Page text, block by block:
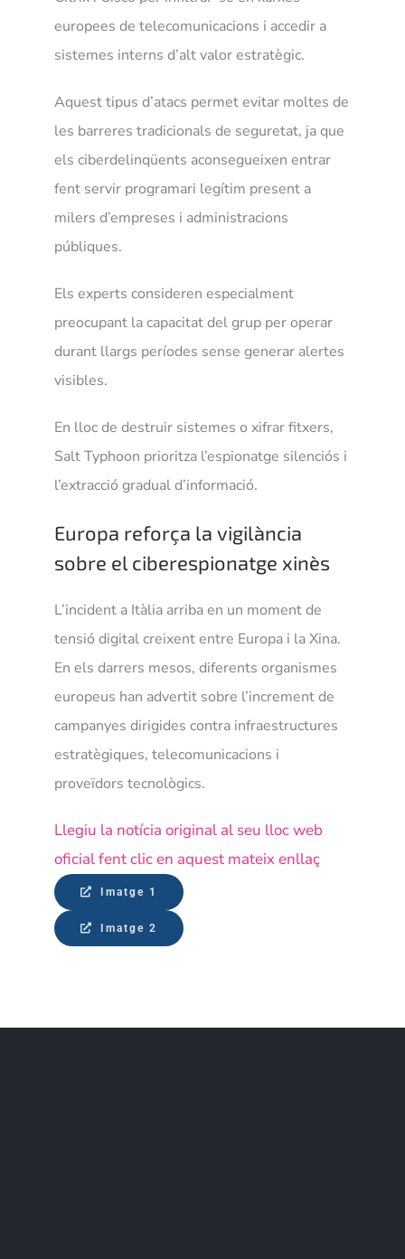
europees de telecomunicacions i accedir a
sistemes interns d’alt valor estratègic.
Aquest tipus d’atacs permet evitar moltes de
les barreres tradicionals de seguretat, ja que
els ciberdelinqüents aconsegueixen entrar
fent servir programari legítim present a
milers d’empreses i administracions
públiques.
Els experts consideren especialment
preocupant la capacitat del grup per operar
durant llargs períodes sense generar alertes
visibles.
En lloc de destruir sistemes o xifrar fitxers,
Salt Typhoon prioritza l’espionatge silenciós i
l’extracció gradual d’informació.
Europa reforça la vigilància
sobre el ciberespionatge xinès
L’incident a Itàlia arriba en un moment de
tensió digital creixent entre Europa i la Xina.
En els darrers mesos, diferents organismes
europeus han advertit sobre l’increment de
campanyes dirigides contra infraestructures
estratègiques, telecomunicacions i
proveïdors tecnològics.
Llegiu la notícia original al seu lloc web
oficial fent clic en aquest mateix enllaç
Imatge 1
Imatge 2